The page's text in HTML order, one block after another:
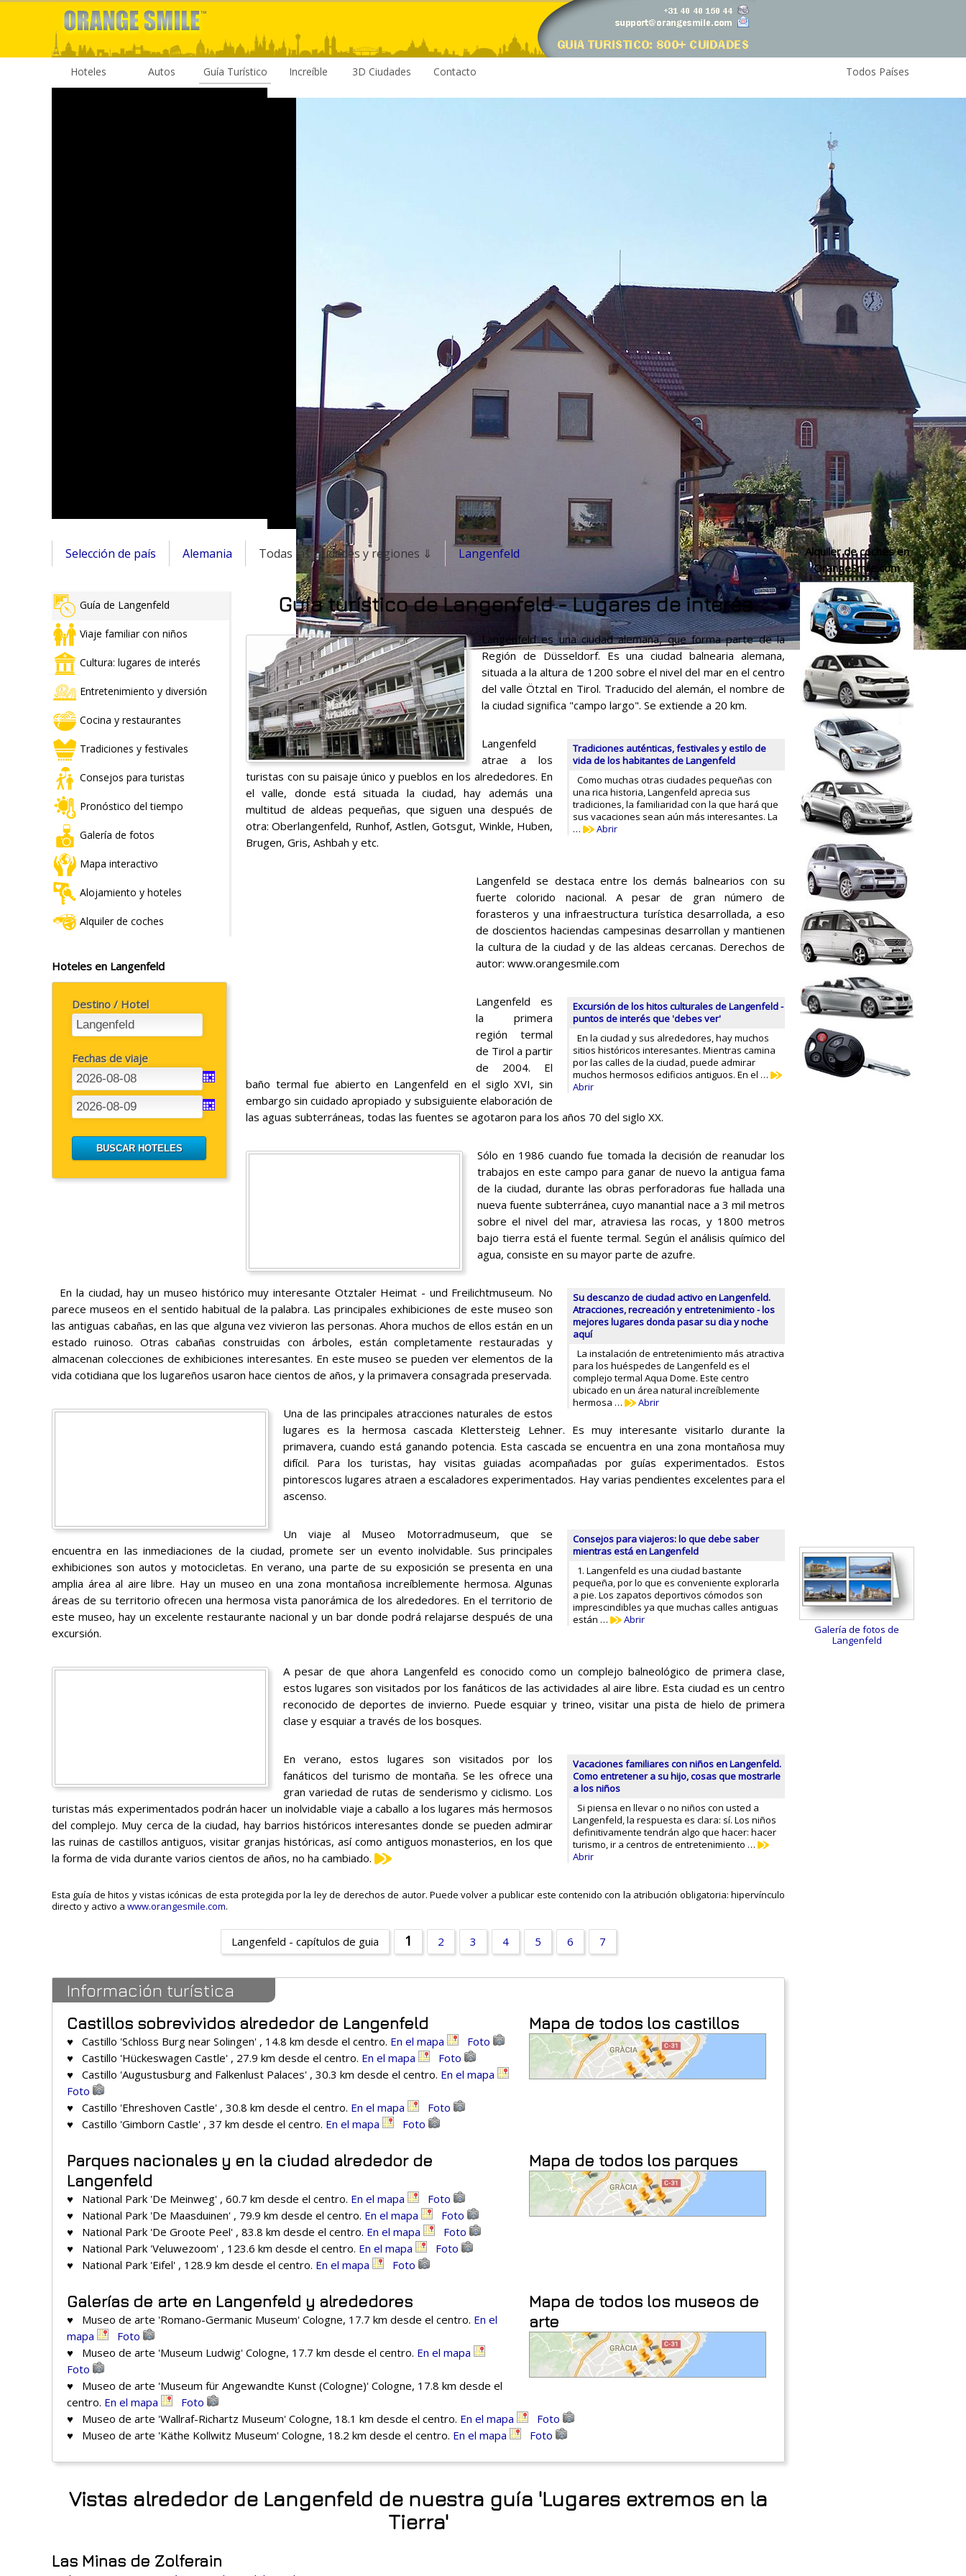
Hoteles Autos Guía Turístico Increíble 3D Ciudades Contacto Todos Países
Selección de país Alemania Todas las ciudades y regiones ⇓ Langenfeld
Guía de Langenfeld
Viaje familiar con niños
Cultura: lugares de interés
Entretenimiento y diversión
Cocina y restaurantes
Tradiciones y festivales
Consejos para turistas
Pronóstico del tiempo
Galería de fotos
Mapa interactivo
Alojamiento y hoteles
Alquiler de coches
Hoteles en Langenfeld
Destino / Hotel
Fechas de viaje
Guía turístico de Langenfeld - Lugares de interés
Langenfeld es una ciudad alemana, que forma parte de la
Región de Düsseldorf. Es una ciudad balnearia alemana,
situada a la altura de 1200 sobre el nivel del mar en el centro
del valle Ötztal en Tirol. Traducido del alemán, el nombre de
la ciudad significa "campo largo". Se extiende a 20 km.
Tradiciones auténticas, festivales y estilo de
vida de los habitantes de Langenfeld
Como muchas otras ciudades pequeñas con
una rica historia, Langenfeld aprecia sus
tradiciones, la familiaridad con la que hará que
sus vacaciones sean aún más interesantes. La
…
Abrir
Langenfeld
atrae a los
turistas con su paisaje único y pueblos en los alrededores. En
el valle, donde está situada la ciudad, hay además una
multitud de aldeas pequeñas, que siguen una después de
otra: Oberlangenfeld, Runhof, Astlen, Gotsgut, Winkle, Huben,
Brugen, Gris, Ashbah y etc.
Langenfeld se destaca entre los demás balnearios con su
fuerte colorido nacional. A pesar de gran número de
forasteros y una infraestructura turística desarrollada, a eso
de doscientos haciendas campesinas desarrollan y mantienen
la cultura de la ciudad y de las aldeas cercanas. Derechos de
autor: www.orangesmile.com
Excursión de los hitos culturales de Langenfeld -
puntos de interés que 'debes ver'
En la ciudad y sus alrededores, hay muchos
sitios históricos interesantes. Mientras camina
por las calles de la ciudad, puede admirar
muchos hermosos edificios antiguos. En el …
Abrir
Langenfeld es
la primera
región termal
de Tirol a partir
de 2004. El
baño termal fue abierto en Langenfeld en el siglo XVI, sin
embargo sin cuidado apropiado y subsiguiente elaboración de
las aguas subterráneas, todas las fuentes se agotaron para los años 70 del siglo XX.
Sólo en 1986 cuando fue tomada la decisión de reanudar los
trabajos en este campo para ganar de nuevo la antigua fama
de la ciudad, durante las obras perforadoras fue hallada una
nueva fuente subterránea, cuyo manantial nace a 3 mil metros
sobre el nivel del mar, atraviesa las rocas, y 1800 metros
bajo tierra está el fuente termal. Según el análisis químico del
agua, consiste en su mayor parte de azufre.
Su descanzo de ciudad activo en Langenfeld.
Atracciones, recreación y entretenimiento - los
mejores lugares donda pasar su dia y noche
aquí
La instalación de entretenimiento más atractiva
para los huéspedes de Langenfeld es el
complejo termal Aqua Dome. Este centro
ubicado en un área natural increíblemente
hermosa …
Abrir
En la ciudad, hay un museo histórico muy interesante Otztaler Heimat - und Freilichtmuseum. No
parece museos en el sentido habitual de la palabra. Las principales exhibiciones de este museo son
las antiguas cabañas, en las que alguna vez vivieron las personas. Ahora muchos de ellos están en un
estado ruinoso. Otras cabañas construidas con árboles, están completamente restauradas y
almacenan colecciones de exhibiciones interesantes. En este museo se pueden ver elementos de la
vida cotidiana que los lugareños usaron hace cientos de años, y la primavera consagrada preservada.
Una de las principales atracciones naturales de estos
lugares es la hermosa cascada Klettersteig Lehner. Es muy interesante visitarlo durante la
primavera, cuando está ganando potencia. Esta cascada se encuentra en una zona montañosa muy
difícil. Para los turistas, hay visitas guiadas acompañadas por guías experimentados. Estos
pintorescos lugares atraen a escaladores experimentados. Hay varias pendientes excelentes para el
ascenso.
Consejos para viajeros: lo que debe saber
mientras está en Langenfeld
1. Langenfeld es una ciudad bastante
pequeña, por lo que es conveniente explorarla
a pie. Los zapatos deportivos cómodos son
imprescindibles ya que muchas calles antiguas
están …
Abrir
Un viaje al Museo Motorradmuseum, que se
encuentra en las inmediaciones de la ciudad, promete ser un evento inolvidable. Sus principales
exhibiciones son autos y motocicletas. En verano, una parte de su exposición se presenta en una
amplia área al aire libre. Hay un museo en una zona montañosa increíblemente hermosa. Algunas
áreas de su territorio ofrecen una hermosa vista panorámica de los alrededores. En el territorio de
este museo, hay un excelente restaurante nacional y un bar donde podrá relajarse después de una
excursión.
A pesar de que ahora Langenfeld es conocido como un complejo balneológico de primera clase,
estos lugares son visitados por los fanáticos de las actividades al aire libre. Esta ciudad es un centro
reconocido de deportes de invierno. Puede esquiar y trineo, visitar una pista de hielo de primera
clase y esquiar a través de los bosques.
Vacaciones familiares con niños en Langenfeld.
Como entretener a su hijo, cosas que mostrarle
a los niños
Si piensa en llevar o no niños con usted a
Langenfeld, la respuesta es clara: sí. Los niños
definitivamente tendrán algo que hacer: hacer
turismo, ir a centros de entretenimiento …
Abrir
En verano, estos lugares son visitados por los
fanáticos del turismo de montaña. Se les ofrece una
gran variedad de rutas de senderismo y ciclismo. Los
turistas más experimentados podrán hacer un inolvidable viaje a caballo a los lugares más hermosos
del complejo. Muy cerca de la ciudad, hay barrios históricos interesantes donde se pueden admirar
las ruinas de castillos antiguos, visitar granjas históricas, así como antiguos monasterios, en los que
la forma de vida durante varios cientos de años, no ha cambiado.
Esta guía de hitos y vistas icónicas de esta protegida por la ley de derechos de autor. Puede volver a publicar este contenido con la atribución obligatoria: hipervínculo
directo y activo a www.orangesmile.com.
Langenfeld - capítulos de guia 1 2 3 4 5 6 7
Información turística
Mapa de todos los castillos
Castillos sobrevividos alrededor de Langenfeld
♥ Castillo 'Schloss Burg near Solingen' , 14.8 km desde el centro. En el mapa
Foto
♥ Castillo 'Hückeswagen Castle' , 27.9 km desde el centro. En el mapa
Foto
♥ Castillo 'Augustusburg and Falkenlust Palaces' , 30.3 km desde el centro. En el mapa
Foto
♥ Castillo 'Ehreshoven Castle' , 30.8 km desde el centro. En el mapa
Foto
♥ Castillo 'Gimborn Castle' , 37 km desde el centro. En el mapa Foto
Mapa de todos los parques
Parques nacionales y en la ciudad alrededor de
Langenfeld
♥ National Park 'De Meinweg' , 60.7 km desde el centro. En el mapa
Foto
♥ National Park 'De Maasduinen' , 79.9 km desde el centro. En el mapa
Foto
♥ National Park 'De Groote Peel' , 83.8 km desde el centro. En el mapa
Foto
♥ National Park 'Veluwezoom' , 123.6 km desde el centro. En el mapa
Foto
♥ National Park 'Eifel' , 128.9 km desde el centro. En el mapa Foto
Mapa de todos los museos de
arte
Galerías de arte en Langenfeld y alrededores
♥ Museo de arte 'Romano-Germanic Museum' Cologne, 17.7 km desde el centro. En el
mapa
Foto
♥ Museo de arte 'Museum Ludwig' Cologne, 17.7 km desde el centro. En el mapa
Foto
♥ Museo de arte 'Museum für Angewandte Kunst (Cologne)' Cologne, 17.8 km desde el
centro. En el mapa
Foto
♥ Museo de arte 'Wallraf-Richartz Museum' Cologne, 18.1 km desde el centro. En el mapa
Foto
♥ Museo de arte 'Käthe Kollwitz Museum' Cologne, 18.2 km desde el centro. En el mapa Foto
Vistas alrededor de Langenfeld de nuestra guía 'Lugares extremos en la
Tierra'
Las Minas de Zolferain
Alquiler de coches en
OrangeSmile.com
Galería de fotos de
Langenfeld